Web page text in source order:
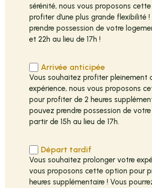
sérénité, nous vous proposons
profiter d’une plus grande flexibilité
prendre possession de votre
et 22h au lieu de 17h !
Arrivée anticipée
Vous souhaitez profiter pleinement
expérience, nous vous proposons
pour profiter de 2 heures
pouvez prendre possession de
partir de 15h au lieu de 17h.
Départ tardif
Vous souhaitez prolonger votre
vous proposons cette option pour
heures supplémentaire ! Vous